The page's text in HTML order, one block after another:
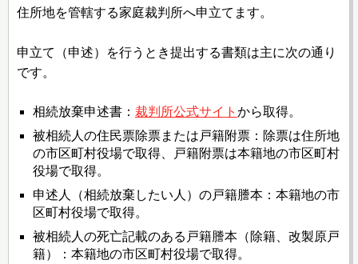
住所地を管轄する家庭裁判所へ申立てます。
申立て（申述）を行うとき提出する書類は主に次の通り
です。
相続放棄申述書： 裁判所公式サイト から取得。
被相続人の住民票除票または戸籍附票：除票は住所地
の市区町村役場で取得、戸籍附票は本籍地の市区町村
役場で取得。
申述人（相続放棄したい人）の戸籍謄本：本籍地の市
区町村役場で取得。
被相続人の死亡記載のある戸籍謄本（除籍、改製原戸
籍）：本籍地の市区町村役場で取得。